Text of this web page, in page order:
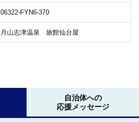
06322-FYN6-370
月山志津温泉 旅館仙台屋
自治体への
応援メッセージ